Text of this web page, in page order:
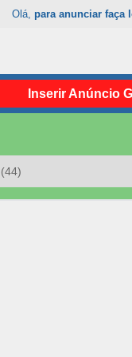
Olá, para anunciar faça
Inserir Anúncio